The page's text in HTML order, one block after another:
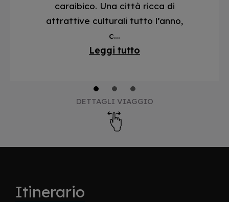
caraibico. Una città ricca di
attrattive culturali tutto l’anno,
c...
Leggi tutto
DETTAGLI VIAGGIO
Itinerario